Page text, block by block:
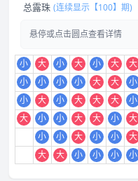
总露珠 (连续显示【100】期)
悬停或点击圆点查看详情
大
小
小
大
大
小
大
大
大
小
小
小
小
大
大
大
小
小
大
小
大
大
大
小
小
小
小
小
小
大
大
小
大
小
小
大
小
小
小
大